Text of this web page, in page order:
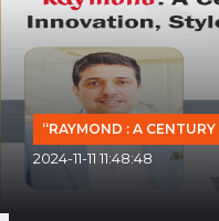
“RAYMOND : A
2024-11-11 11:48:48